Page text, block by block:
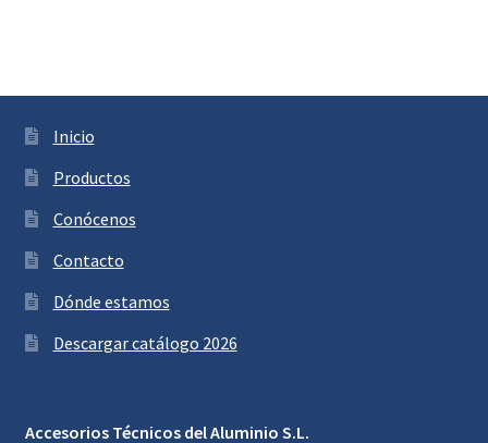
Inicio
Productos
Conócenos
Contacto
Dónde estamos
Descargar catálogo 2026
Accesorios Técnicos del Aluminio S.L.